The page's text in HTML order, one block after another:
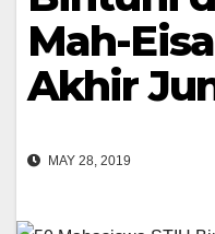
Mah-
Akhir
MAY 28, 2019